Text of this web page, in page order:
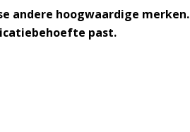
andere hoogwaardige merken.
past.